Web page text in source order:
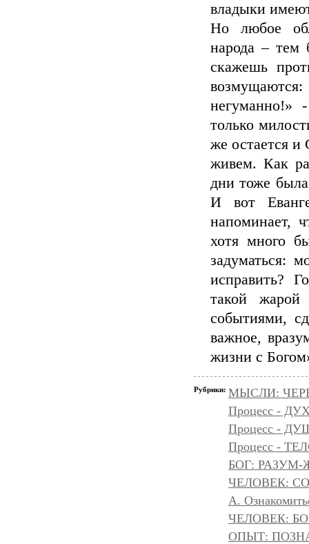
владыки
Но любое
народа – тем
скажешь
негуманно!»
только
же остается и
живем. Как
дни тоже была
И вот
напоминает,
хотя много
задуматься:
исправить?
такой
событиями,
важное,
жизни с
Рубрики: МЫСЛИ:
Процесс -
Процесс -
Процесс -
БОГ:
ЧЕЛОВЕК:
А.
ЧЕЛОВЕК:
ОПЫТ: